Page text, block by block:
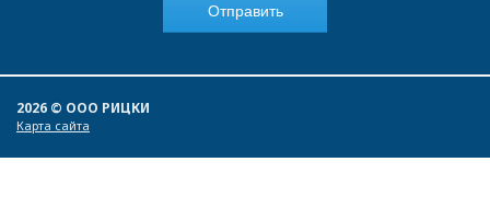
2026 © ООО РИЦКИ
Карта сайта